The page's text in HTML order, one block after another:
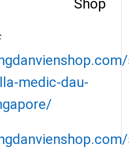
Shop
medic-dau-